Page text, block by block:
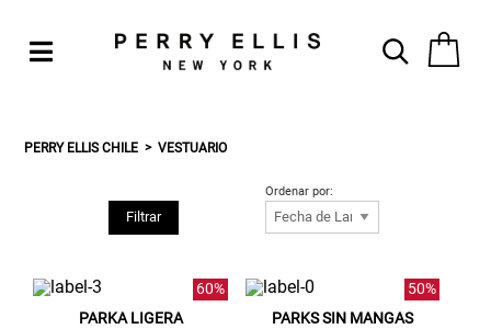
PERRY ELLIS CHILE VESTUARIO
Filtrar
Ordenar por:
60%
PARKA LIGERA
50%
PARKS SIN MANGAS